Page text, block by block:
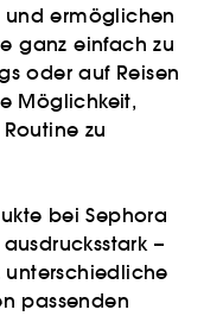
ermöglichen
ganz einfach zu
oder auf Reisen
Möglichkeit,
zu
bei Sephora
–
unterschiedliche
passenden